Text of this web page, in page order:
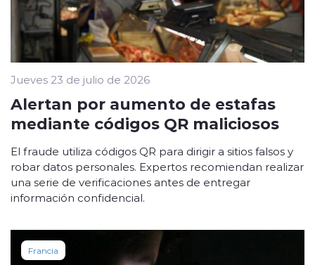
Jueves 23 de julio de 2026
Alertan por aumento de estafas
mediante códigos QR maliciosos
El fraude utiliza códigos QR para dirigir a sitios falsos y
robar datos personales. Expertos recomiendan realizar
una serie de verificaciones antes de entregar
información confidencial.
Francia